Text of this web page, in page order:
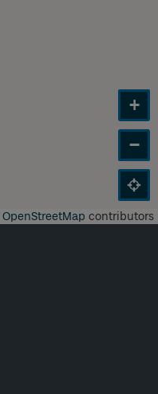
+
−
OpenStreetMap contributors